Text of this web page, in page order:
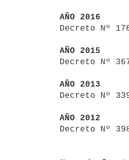
AÑO 2016
Decreto Nº
AÑO 2015
Decreto Nº
AÑO 2013
Decreto Nº
AÑO 2012
Decreto Nº